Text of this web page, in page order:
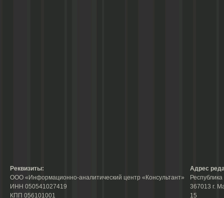
Реквизиты:
ООО «Информационно-аналитический центр «Консультант»
ИНН 050541027419
КПП 056101001
Адрес
367013 г.
15